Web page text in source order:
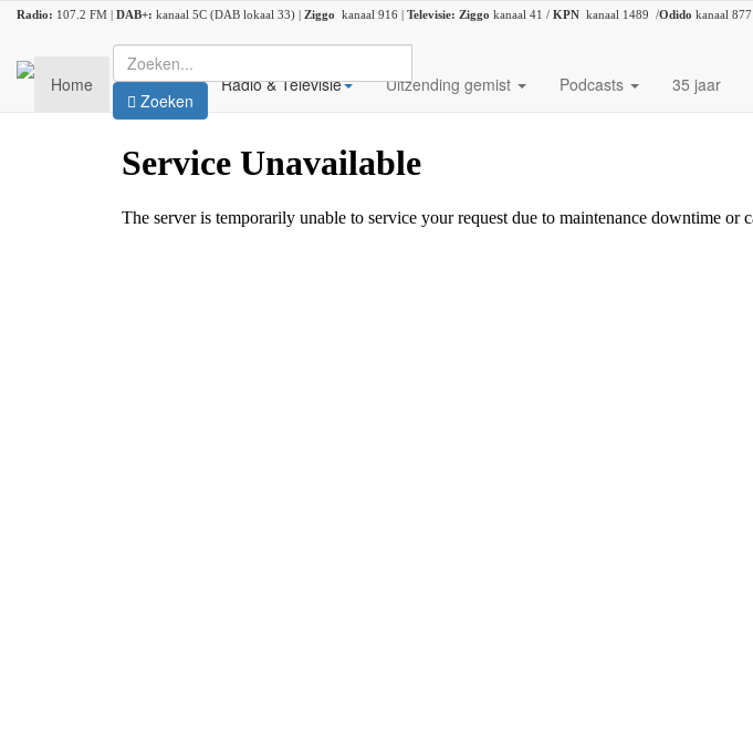
Radio: 107.2 FM | DAB+: kanaal 5C (DAB lokaal 33) | Ziggo kanaal 916 | Televisie: Ziggo kanaal 41 / KPN kanaal 1489 /Odido kanaal 877
Home Nieuws Radio & Televisie Uitzending gemist Podcasts 35 jaar
Zoeken